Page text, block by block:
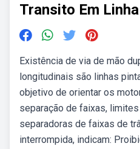
Transito Em
Existência de via de mão
longitudinais são linhas
objetivo de orientar os
separação de faixas,
separadoras de faixas de
interrompida, indicam: